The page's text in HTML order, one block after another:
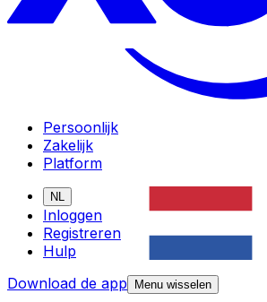
Persoonlijk
Zakelijk
Platform
NL
Inloggen
Registreren
Hulp
Download de app
Menu wisselen